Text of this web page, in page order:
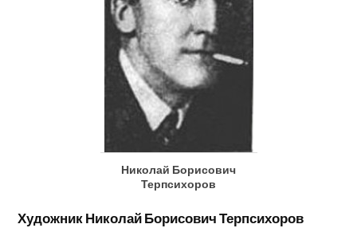
Николай Борисович
Терпсихоров
Художник Николай Борисович Терпсихоров